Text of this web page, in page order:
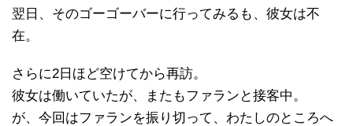
翌日、そのゴーゴーバーに行ってみるも、彼女は不
在。
さらに2日ほど空けてから再訪。
彼女は働いていたが、またもファランと接客中。
が、今回はファランを振り切って、わたしのところへ